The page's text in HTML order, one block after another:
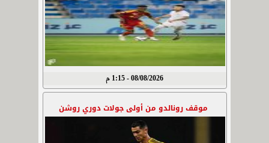
08/08/2026 - 1:15 م
موقف رونالدو من أولى جولات دوري روشن